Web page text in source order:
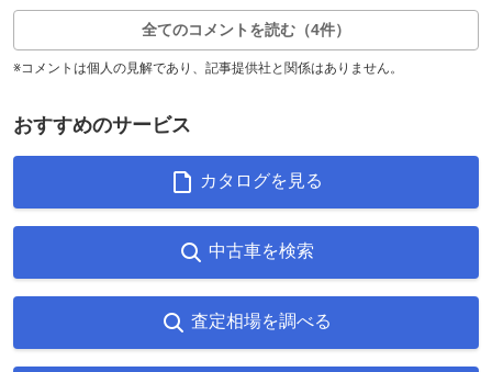
全てのコメントを読む（4件）
※コメントは個人の見解であり、記事提供社と関係はありません。
おすすめのサービス
カタログを見る
中古車を検索
査定相場を調べる